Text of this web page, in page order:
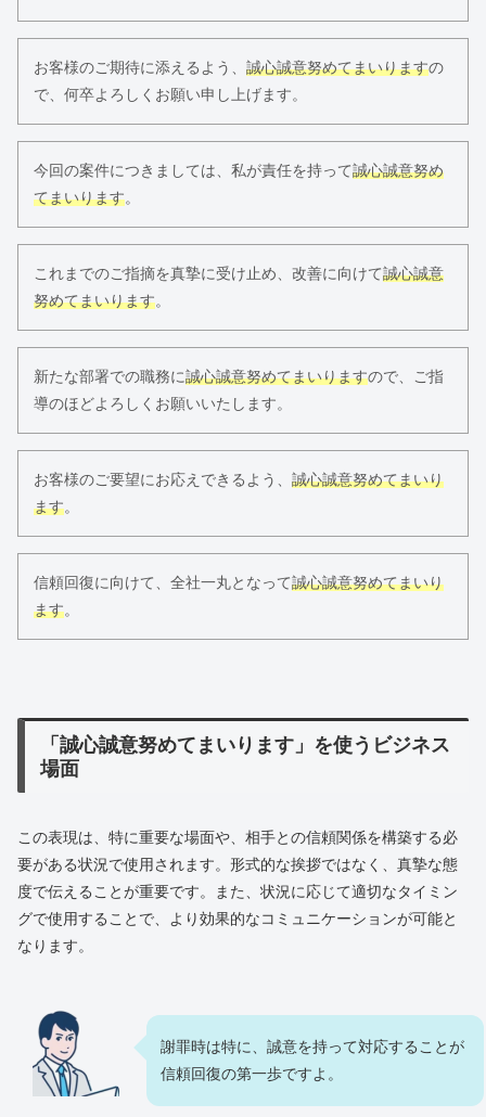
お客様のご期待に添えるよう、 誠心誠意努めてまいりますの
で、何卒よろしくお願い申し上げます。
今回の案件につきましては、私が責任を持って誠心誠意努め
てまいります。
これまでのご指摘を真摯に受け止め、改善に向けて誠心誠意
努めてまいります。
新たな部署での職務に誠心誠意努めてまいりますので、ご指
導のほどよろしくお願いいたします。
お客様のご要望にお応えできるよう、 誠心誠意努めてまいり
ます。
信頼回復に向けて、全社一丸となって誠心誠意努めてまいり
ます。
「誠心誠意努めてまいります」を使うビジネス
場面
この表現は、特に重要な場面や、相手との信頼関係を構築する必
要がある状況で使用されます。形式的な挨拶ではなく、真摯な態
度で伝えることが重要です。また、状況に応じて適切なタイミン
グで使用することで、より効果的なコミュニケーションが可能と
なります。
謝罪時は特に、誠意を持って対応することが
信頼回復の第一歩ですよ。